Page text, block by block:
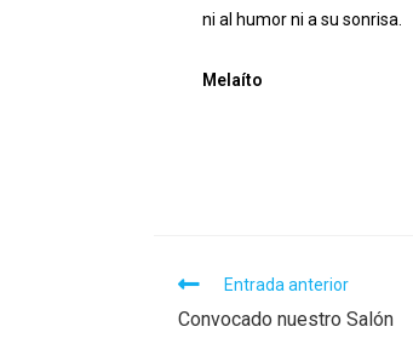
ni al humor ni a su sonrisa.
Melaíto
Leer
más
artículos
Entrada anterior
Convocado nuestro Salón